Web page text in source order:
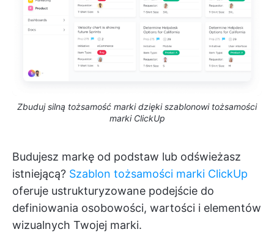
Zbuduj silną tożsamość marki dzięki szablonowi tożsamości
marki ClickUp
Budujesz markę od podstaw lub odświeżasz
istniejącą? Szablon tożsamości marki ClickUp
oferuje ustrukturyzowane podejście do
definiowania osobowości, wartości i elementów
wizualnych Twojej marki.